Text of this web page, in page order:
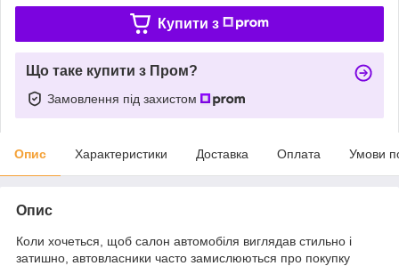
Купити з
Що таке купити з Пром?
Замовлення під захистом
Опис Характеристики Доставка Оплата Умови
Опис
Коли хочеться, щоб салон автомобіля виглядав стильно і
затишно, автовласники часто замислюються про покупку